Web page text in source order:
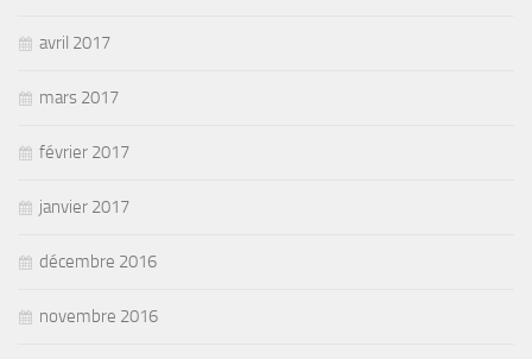
avril 2017
mars 2017
février 2017
janvier 2017
décembre 2016
novembre 2016